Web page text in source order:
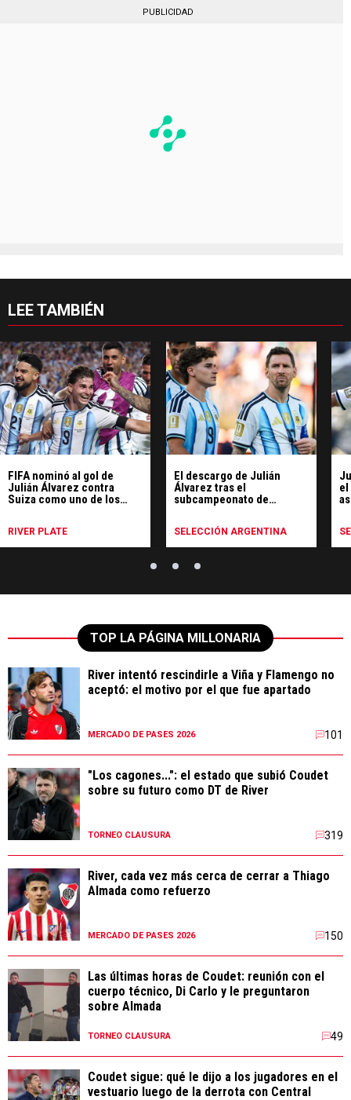
PUBLICIDAD
LEE TAMBIÉN
FIFA nominó al gol de
Julián Álvarez contra
Suiza como uno de los
RIVER PLATE
El descargo de Julián
Álvarez tras el
subcampeonato de
SELECCIÓN ARGENTINA
el
TOP LA PÁGINA MILLONARIA
River intentó rescindirle a Viña y Flamengo no
aceptó: el motivo por el que fue apartado
MERCADO DE PASES 2026 101
"Los cagones...": el estado que subió Coudet
sobre su futuro como DT de River
TORNEO CLAUSURA 319
River, cada vez más cerca de cerrar a Thiago
Almada como refuerzo
MERCADO DE PASES 2026 150
Las últimas horas de Coudet: reunión con el
cuerpo técnico, Di Carlo y le preguntaron
sobre Almada
TORNEO CLAUSURA 49
Coudet sigue: qué le dijo a los jugadores en el
vestuario luego de la derrota con Central